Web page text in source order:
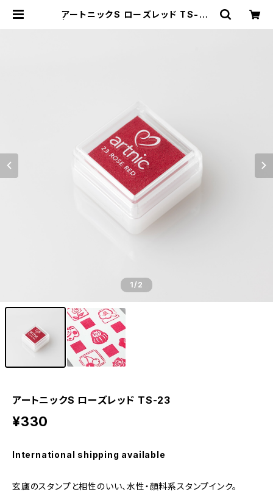
アートニックS ローズレッド TS-23
1/2
アートニックS ローズレッド TS-23
¥330
International shipping available
玄廬のスタンプと相性のいい、水性・顔料系スタンプインク。